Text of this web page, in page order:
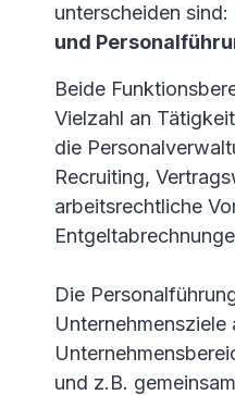
unterscheiden sind:
und
Beide
Vielzahl an
die
Recruiting,
arbeitsrechtliche
Die
Unternehmensziele
und z.B.